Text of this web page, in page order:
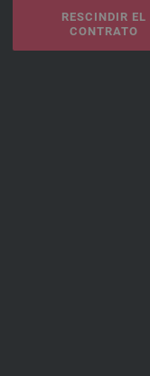
RESCINDIR EL
CONTRATO